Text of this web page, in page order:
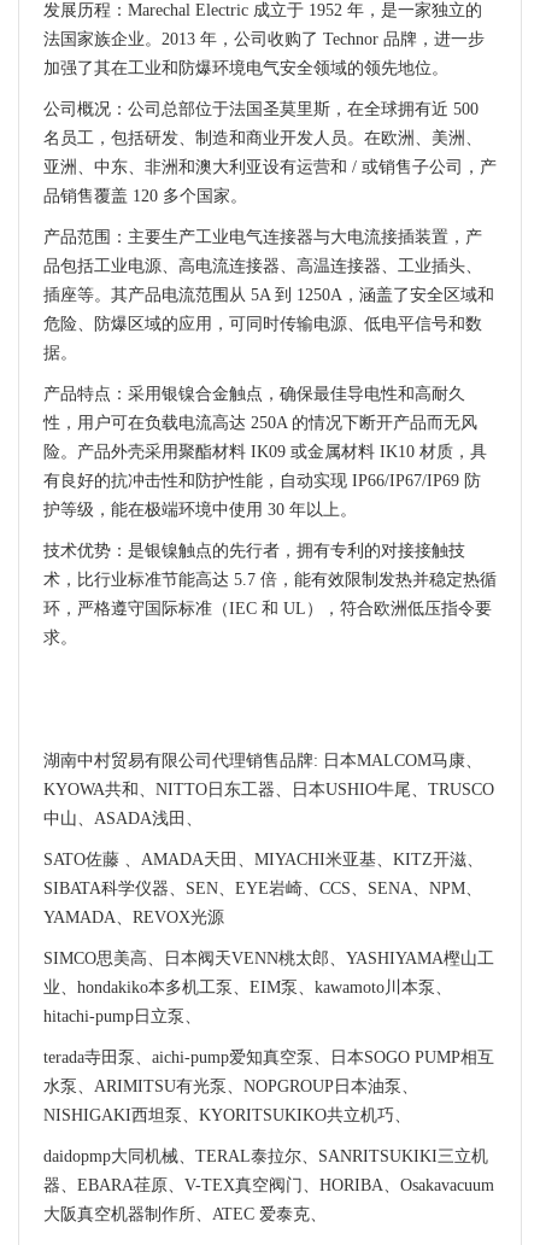
发展历程：Marechal Electric 成立于 1952 年，是一家独立的
法国家族企业。2013 年，公司收购了 Technor 品牌，进一步
加强了其在工业和防爆环境电气安全领域的领先地位。
公司概况：公司总部位于法国圣莫里斯，在全球拥有近 500
名员工，包括研发、制造和商业开发人员。在欧洲、美洲、
亚洲、中东、非洲和澳大利亚设有运营和 / 或销售子公司，产
品销售覆盖 120 多个国家。
产品范围：主要生产工业电气连接器与大电流接插装置，产
品包括工业电源、高电流连接器、高温连接器、工业插头、
插座等。其产品电流范围从 5A 到 1250A，涵盖了安全区域和
危险、防爆区域的应用，可同时传输电源、低电平信号和数
据。
产品特点：采用银镍合金触点，确保最佳导电性和高耐久
性，用户可在负载电流高达 250A 的情况下断开产品而无风
险。产品外壳采用聚酯材料 IK09 或金属材料 IK10 材质，具
有良好的抗冲击性和防护性能，自动实现 IP66/IP67/IP69 防
护等级，能在极端环境中使用 30 年以上。
技术优势：是银镍触点的先行者，拥有专利的对接接触技
术，比行业标准节能高达 5.7 倍，能有效限制发热并稳定热循
环，严格遵守国际标准（IEC 和 UL），符合欧洲低压指令要
求。
湖南中村贸易有限公司代理销售品牌: 日本MALCOM马康、
KYOWA共和、NITTO日东工器、日本USHIO牛尾、TRUSCO
中山、ASADA浅田、
SATO佐藤 、AMADA天田、MIYACHI米亚基、KITZ开滋、
SIBATA科学仪器、SEN、EYE岩崎、CCS、SENA、NPM、
YAMADA、REVOX光源
SIMCO思美高、日本阀天VENN桃太郎、YASHIYAMA樫山工
业、hondakiko本多机工泵、EIM泵、kawamoto川本泵、
hitachi-pump日立泵、
terada寺田泵、aichi-pump爱知真空泵、日本SOGO PUMP相互
水泵、ARIMITSU有光泵、NOPGROUP日本油泵、
NISHIGAKI西坦泵、KYORITSUKIKO共立机巧、
daidopmp大同机械、TERAL泰拉尔、SANRITSUKIKI三立机
器、EBARA荏原、V-TEX真空阀门、HORIBA、Osakavacuum
大阪真空机器制作所、ATEC 爱泰克、